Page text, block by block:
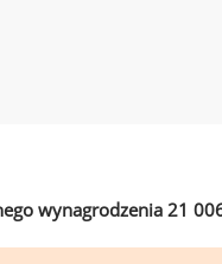
wynagrodzenia 21